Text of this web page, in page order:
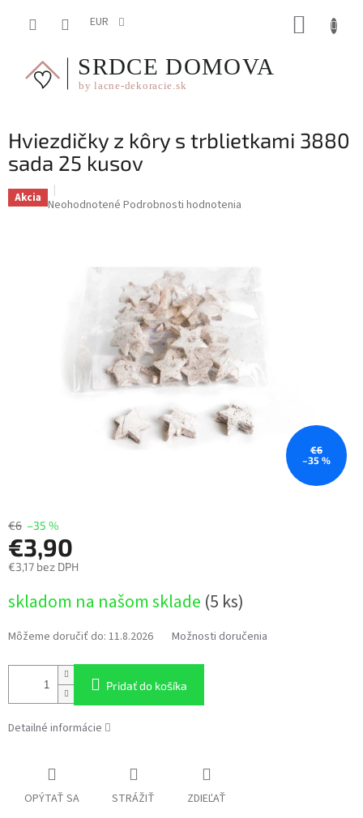
EUR
Hviezdičky z kôry s trblietkami 3880
sada 25 kusov
Akcia Priemerné
Neohodnotené Podrobnosti hodnotenia
€6
–35 %
€6 –35 %
€3,90
€3,17 bez DPH
cena:
skladom na našom sklade (5 ks)
Môžeme doručiť do: 11.8.2026 Možnosti doručenia
Pridať do košíka
Detailné informácie
OPÝTAŤ SA STRÁŽIŤ ZDIEĽAŤ